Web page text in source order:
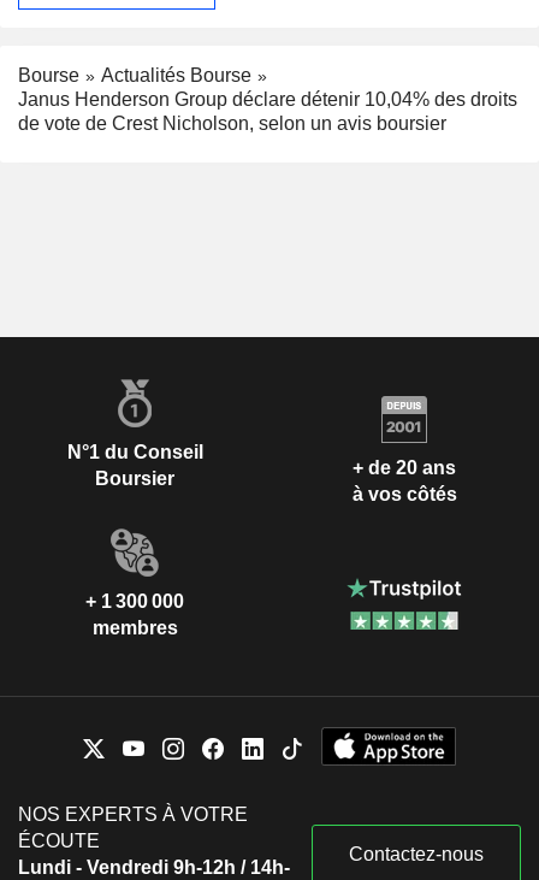
Bourse
Actualités Bourse
Janus Henderson Group déclare détenir 10,04% des droits
de vote de Crest Nicholson, selon un avis boursier
N°1 du Conseil
Boursier
+ de 20 ans
à vos côtés
+ 1 300 000
membres
NOS EXPERTS À VOTRE
ÉCOUTE
Lundi - Vendredi 9h-12h / 14h-
Contactez-nous